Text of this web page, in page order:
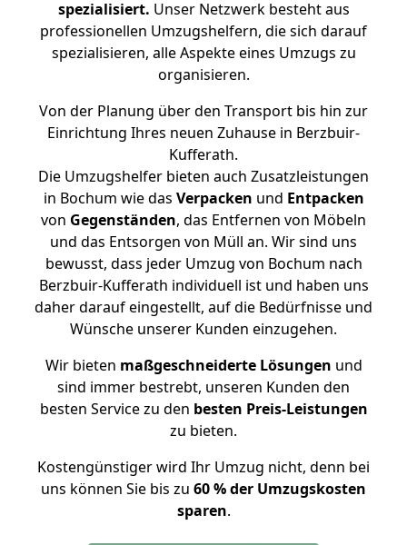
spezialisiert. Unser Netzwerk besteht aus
professionellen Umzugshelfern, die sich darauf
spezialisieren, alle Aspekte eines Umzugs zu
organisieren.
Von der Planung über den Transport bis hin zur
Einrichtung Ihres neuen Zuhause in Berzbuir-
Kufferath.
Die Umzugshelfer bieten auch Zusatzleistungen
in Bochum wie das Verpacken und Entpacken
von Gegenständen, das Entfernen von Möbeln
und das Entsorgen von Müll an. Wir sind uns
bewusst, dass jeder Umzug von Bochum nach
Berzbuir-Kufferath individuell ist und haben uns
daher darauf eingestellt, auf die Bedürfnisse und
Wünsche unserer Kunden einzugehen.
Wir bieten maßgeschneiderte Lösungen und
sind immer bestrebt, unseren Kunden den
besten Service zu den besten Preis-Leistungen
zu bieten.
Kostengünstiger wird Ihr Umzug nicht, denn bei
uns können Sie bis zu 60 % der Umzugskosten
sparen.